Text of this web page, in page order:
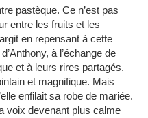
pastèque. Ce n’est pas
entre les fruits et les
en repensant à cette
à l’échange de
et à leurs rires partagés.
et magnifique. Mais
enfilait sa robe de mariée.
voix devenant plus calme